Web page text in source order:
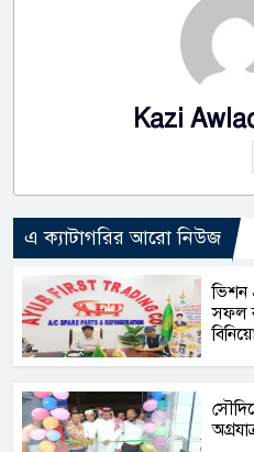
Kazi
এ ক্যাটাগরির আরো নিউজ
সফল